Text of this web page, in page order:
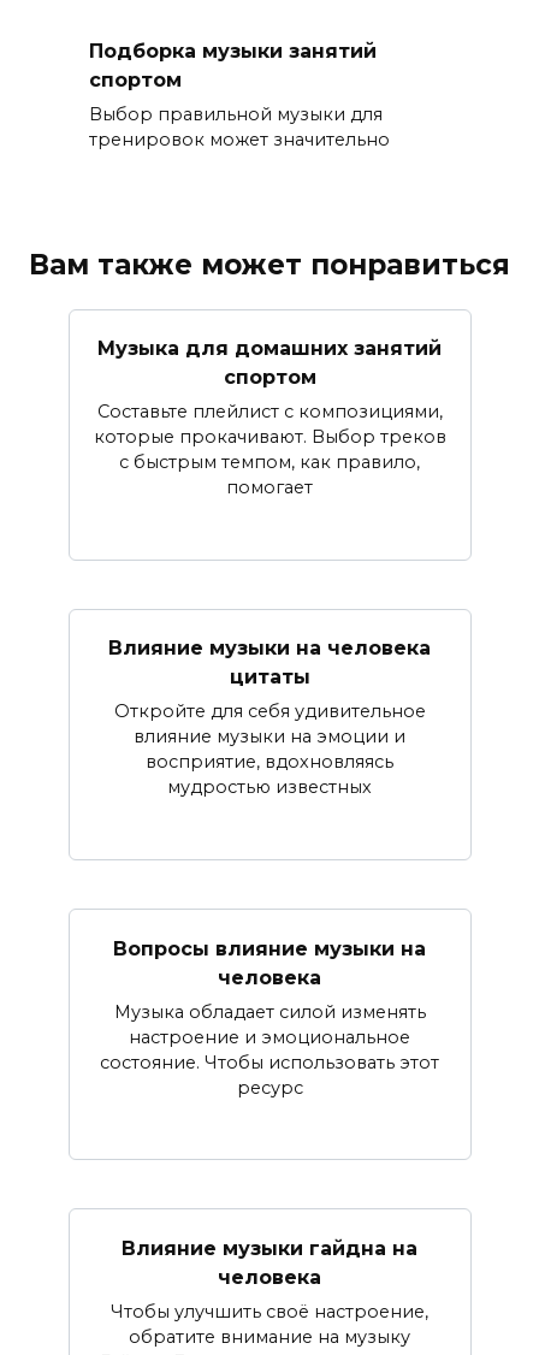
Подборка музыки занятий
спортом
Выбор правильной музыки для
тренировок может значительно
Вам также может понравиться
Музыка для домашних занятий
спортом
Составьте плейлист с композициями,
которые прокачивают. Выбор треков
с быстрым темпом, как правило,
помогает
Влияние музыки на человека
цитаты
Откройте для себя удивительное
влияние музыки на эмоции и
восприятие, вдохновляясь
мудростью известных
Вопросы влияние музыки на
человека
Музыка обладает силой изменять
настроение и эмоциональное
состояние. Чтобы использовать этот
ресурс
Влияние музыки гайдна на
человека
Чтобы улучшить своё настроение,
обратите внимание на музыку